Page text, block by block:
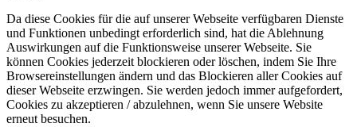
Da diese Cookies für die auf unserer Webseite verfügbaren Dienste
und Funktionen unbedingt erforderlich sind, hat die Ablehnung
Auswirkungen auf die Funktionsweise unserer Webseite. Sie
können Cookies jederzeit blockieren oder löschen, indem Sie Ihre
Browsereinstellungen ändern und das Blockieren aller Cookies auf
dieser Webseite erzwingen. Sie werden jedoch immer aufgefordert,
Cookies zu akzeptieren / abzulehnen, wenn Sie unsere Website
erneut besuchen.